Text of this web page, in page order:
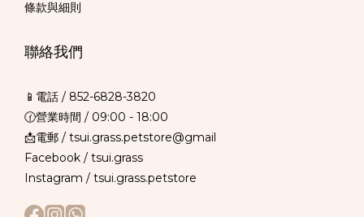
條款與細則
聯絡我們
📱電話 / 852-6828-3820
🕜營業時間 / 09:00 - 18:00
📩電郵 / tsui.grass.petstore@gmail
Facebook / tsui.grass
Instagram / tsui.grass.petstore